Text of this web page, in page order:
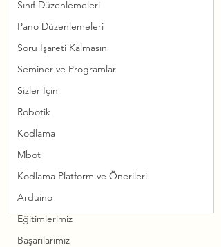
Sınıf Düzenlemeleri
Pano Düzenlemeleri
Soru İşareti Kalmasın
Seminer ve Programlar
Sizler İçin
Robotik
Kodlama
Mbot
Kodlama Platform ve Önerileri
Arduino
Eğitimlerimiz
Başarılarımız